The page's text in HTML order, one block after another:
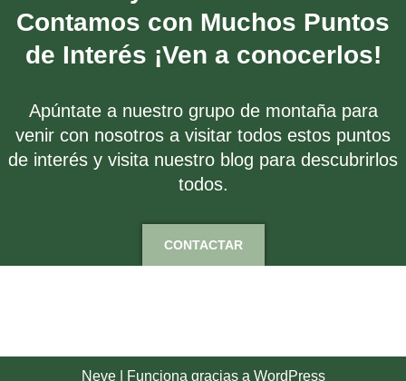
Contamos con Muchos Puntos
de Interés ¡Ven a conocerlos!
Apúntate a nuestro grupo de montaña para
venir con nosotros a visitar todos estos puntos
de interés y visita nuestro blog para descubrirlos
todos.
CONTACTAR
Neve| Funciona gracias a WordPress